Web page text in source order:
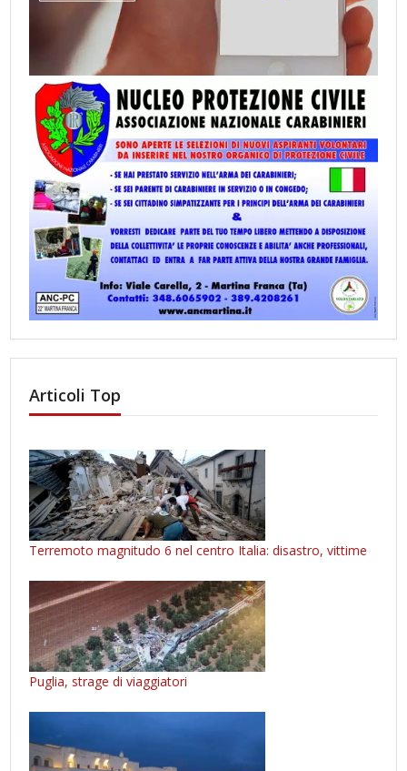
Articoli Top
Terremoto magnitudo 6 nel centro Italia: disastro, vittime
Puglia, strage di viaggiatori